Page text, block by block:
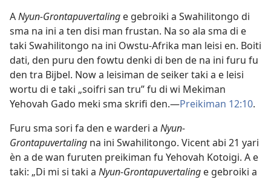
ANyun-Grontapuvertaling e gebroiki a Swahilitongo di
sma na ini a ten disi man frustan. Na so ala sma di e
taki Swahilitongo na ini Owstu-Afrika man leisi en. Boiti
dati, den puru den fowtu denki di ben de na ini furu fu
den tra Bijbel. Now a leisiman de seiker taki a e leisi
wortu di e taki „soifri san tru” fu di wi Mekiman
Yehovah Gado meki sma skrifi den.​—Preikiman 12:10.
Furu sma sori fa den e warderi a Nyun-
Grontapuvertaling na ini Swahilitongo. Vicent abi 21 yari
èn a de wan furuten preikiman fu Yehovah Kotoigi. A e
taki: „Di mi si taki a Nyun-Grontapuvertaling e gebroiki a